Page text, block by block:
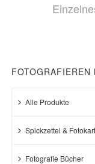
FOTOGRAFIEREN
Alle Produkte
Spickzettel &
Fotografie Bücher